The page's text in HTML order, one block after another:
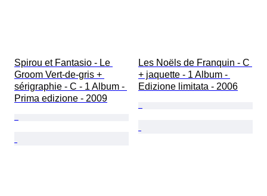
Spirou et Fantasio - Le
Groom Vert-de-gris +
sérigraphie - C - 1 Album -
Prima edizione - 2009
Les Noëls de Franquin - C
+ jaquette - 1 Album -
Edizione limitata - 2006